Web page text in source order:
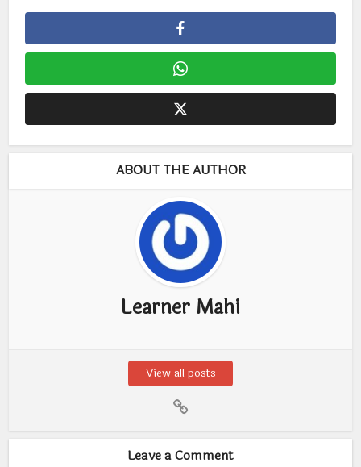
ABOUT THE AUTHOR
Learner Mahi
View all posts
Leave a Comment